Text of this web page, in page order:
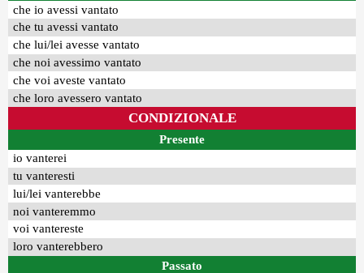
che io avessi vantato
che tu avessi vantato
che lui/lei avesse vantato
che noi avessimo vantato
che voi aveste vantato
che loro avessero vantato
CONDIZIONALE
Presente
io vanterei
tu vanteresti
lui/lei vanterebbe
noi vanteremmo
voi vantereste
loro vanterebbero
Passato